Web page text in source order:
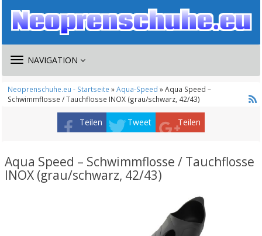
TOGGLE
NAVIGATION
Neoprenschuhe.eu - Startseite »Aqua-Speed » Aqua Speed –
Schwimmflosse / Tauchflosse INOX (grau/schwarz, 42/43)
Teilen Tweet Teilen
Aqua Speed – Schwimmflosse / Tauchflosse
INOX (grau/schwarz, 42/43)